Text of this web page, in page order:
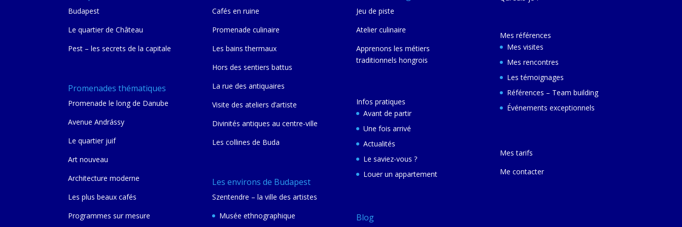
Budapest
Le quartier de Château
Pest – les secrets de la capitale
Promenades thématiques
Promenade le long de Danube
Avenue Andrássy
Le quartier juif
Art nouveau
Architecture moderne
Les plus beaux cafés
Programmes sur mesure
Cafés en ruine
Promenade culinaire
Les bains thermaux
Hors des sentiers battus
La rue des antiquaires
Visite des ateliers d’artiste
Divinités antiques au centre-ville
Les collines de Buda
Les environs de Budapest
Szentendre – la ville des artistes
Musée ethnographique
Jeu de piste
Atelier culinaire
Apprenons les métiers
traditionnels hongrois
Infos pratiques
Avant de partir
Une fois arrivé
Actualités
Le saviez-vous ?
Louer un appartement
Blog
Mes références
Mes visites
Mes rencontres
Les témoignages
Références – Team building
Événements exceptionnels
Mes tarifs
Me contacter